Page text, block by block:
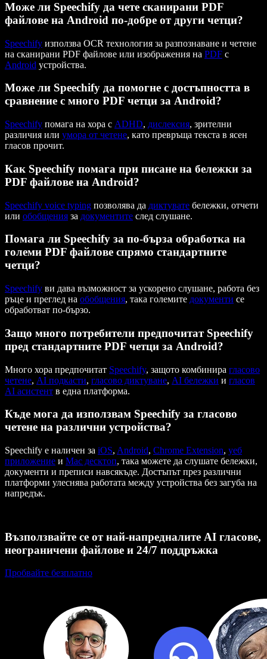
Може ли Speechify да чете сканирани PDF
файлове на Android по-добре от други четци?
Speechify използва OCR технология за разпознаване и четене
на сканирани PDF файлове или изображения на PDF с
Android устройства.
Може ли Speechify да помогне с достъпността в
сравнение с много PDF четци за Android?
Speechify помага на хора с ADHD, дислексия, зрителни
различия или умора от четене, като превръща текста в ясен
гласов прочит.
Как Speechify помага при писане на бележки за
PDF файлове на Android?
Speechify voice typing позволява да диктувате бележки, отчети
или обобщения за документите след слушане.
Помага ли Speechify за по-бърза обработка на
големи PDF файлове спрямо стандартните
четци?
Speechify ви дава възможност за ускорено слушане, работа без
ръце и преглед на обобщения, така големите документи се
обработват по-бързо.
Защо много потребители предпочитат Speechify
пред стандартните PDF четци за Android?
Много хора предпочитат Speechify, защото комбинира гласово
четене, AI подкасти, гласово диктуване, AI бележки и гласов
AI асистент в една платформа.
Къде мога да използвам Speechify за гласово
четене на различни устройства?
Speechify е наличен за iOS, Android, Chrome Extension, уеб
приложение и Mac десктоп, така можете да слушате бележки,
документи и преписи навсякъде. Достъпът през различни
платформи улеснява работата между устройства без загуба на
напредък.
Възползвайте се от най-напредналите AI гласове,
неограничени файлове и 24/7 поддръжка
Пробвайте безплатно